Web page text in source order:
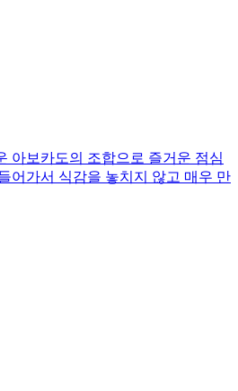
아보카도의 조합으로 즐거운 점심
어가서 식감을 놓치지 않고 매우 만